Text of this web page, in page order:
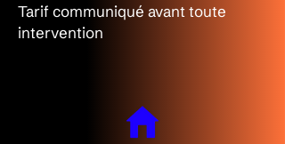
Tarif communiqué avant toute
intervention